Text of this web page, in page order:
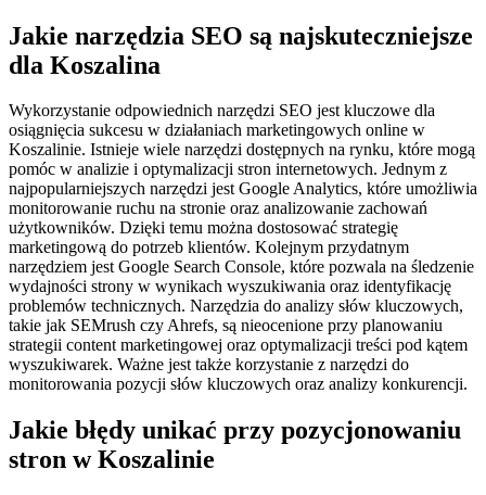
Jakie narzędzia SEO są najskuteczniejsze
dla Koszalina
Wykorzystanie odpowiednich narzędzi SEO jest kluczowe dla
osiągnięcia sukcesu w działaniach marketingowych online w
Koszalinie. Istnieje wiele narzędzi dostępnych na rynku, które mogą
pomóc w analizie i optymalizacji stron internetowych. Jednym z
najpopularniejszych narzędzi jest Google Analytics, które umożliwia
monitorowanie ruchu na stronie oraz analizowanie zachowań
użytkowników. Dzięki temu można dostosować strategię
marketingową do potrzeb klientów. Kolejnym przydatnym
narzędziem jest Google Search Console, które pozwala na śledzenie
wydajności strony w wynikach wyszukiwania oraz identyfikację
problemów technicznych. Narzędzia do analizy słów kluczowych,
takie jak SEMrush czy Ahrefs, są nieocenione przy planowaniu
strategii content marketingowej oraz optymalizacji treści pod kątem
wyszukiwarek. Ważne jest także korzystanie z narzędzi do
monitorowania pozycji słów kluczowych oraz analizy konkurencji.
Jakie błędy unikać przy pozycjonowaniu
stron w Koszalinie